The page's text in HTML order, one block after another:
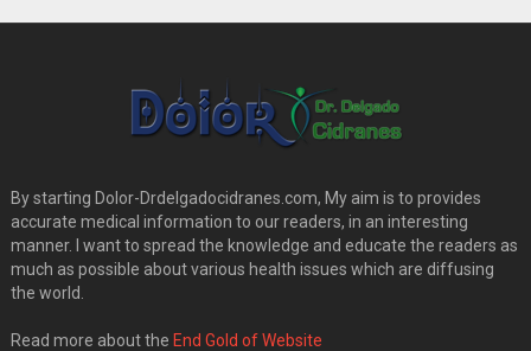
By starting Dolor-Drdelgadocidranes.com, My aim is to provides
accurate medical information to our readers, in an interesting
manner. I want to spread the knowledge and educate the readers as
much as possible about various health issues which are diffusing
the world.
Read more about the End Gold of Website